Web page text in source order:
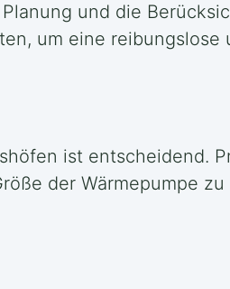
und die
um eine reibungslose
ist entscheidend.
der Wärmepumpe zu